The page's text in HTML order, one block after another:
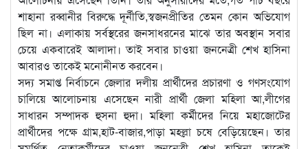
শাহানা রব্বানীর বিরুদ্ধে দূর্নীতি,স্বজনপ্রীতির তেমন কোন অভিযোগ
ছিল না। এলাকায় সর্বস্থরের জনসাধরনের মাঝে তার অবস্থান সবার
চেয়ে একবারেই আলাদা। তাই সবার চাওয়া জননেত্রী শেখ হাসিনা
আবারও তাকেই মনোনীনত করবেন।
সদ্য সমাপ্ত নির্বাচনে জেলার দলীয় প্রার্থীদের প্রচারণা ও গণসংযোগ
চালিয়ে আলোচনায় এসেছেন নারী প্রার্থী জেলা মহিলা আ,লীগের
সাধারন সম্পাদক হুসনা হুদা। মহিলা কর্মীদের নিয়ে মহাজোটের
প্রার্থীদের পক্ষে গ্রাম,হাট-বাজার,পাড়া মহল্লা চষে বেড়িয়েছেন। তার